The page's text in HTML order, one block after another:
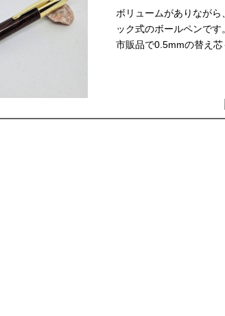
ボリュームがありなが
ック式のボールペンです
市販品で0.5mmの替え芯